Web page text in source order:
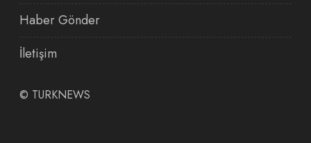
Haber Gönder
İletişim
© TURKNEWS